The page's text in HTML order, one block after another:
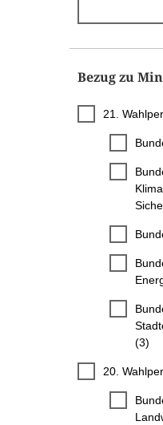
Bezug zu
21.
(3)
20.